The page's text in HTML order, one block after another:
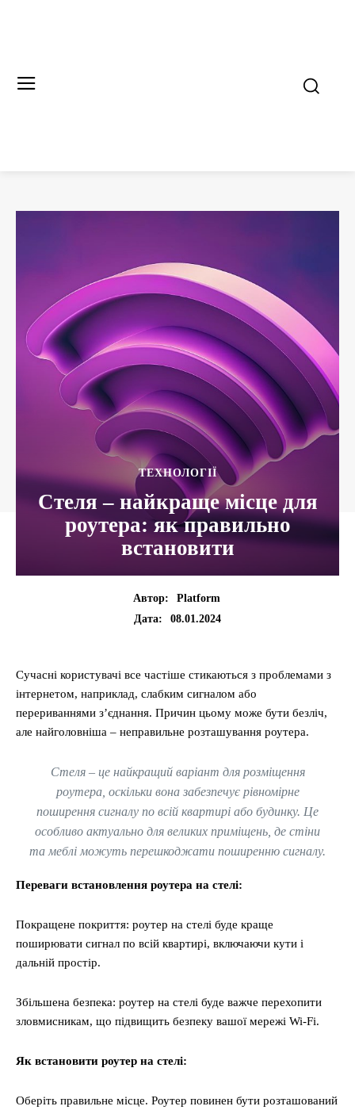
ТЕХНОЛОГІЇ
Стеля – найкраще місце для
роутера: як правильно
встановити
Автор:
Platform
Дата:
08.01.2024
Сучасні користувачі все частіше стикаються з проблемами з
інтернетом, наприклад, слабким сигналом або
перериваннями з’єднання. Причин цьому може бути безліч,
але найголовніша – неправильне розташування роутера.
Стеля – це найкращий варіант для розміщення
роутера, оскільки вона забезпечує рівномірне
поширення сигналу по всій квартирі або будинку. Це
особливо актуально для великих приміщень, де стіни
та меблі можуть перешкоджати поширенню сигналу.
Переваги встановлення роутера на стелі:
Покращене покриття: роутер на стелі буде краще
поширювати сигнал по всій квартирі, включаючи кути і
дальній простір.
Збільшена безпека: роутер на стелі буде важче перехопити
зловмисникам, що підвищить безпеку вашої мережі Wi-Fi.
Як встановити роутер на стелі:
Оберіть правильне місце. Роутер повинен бути розташований